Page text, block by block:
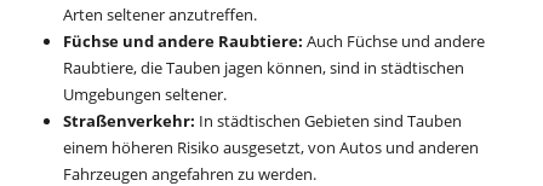
Arten seltener anzutreffen.
Füchse und andere Raubtiere: Auch Füchse und andere
Raubtiere, die Tauben jagen können, sind in städtischen
Umgebungen seltener.
Straßenverkehr: In städtischen Gebieten sind Tauben
einem höheren Risiko ausgesetzt, von Autos und anderen
Fahrzeugen angefahren zu werden.